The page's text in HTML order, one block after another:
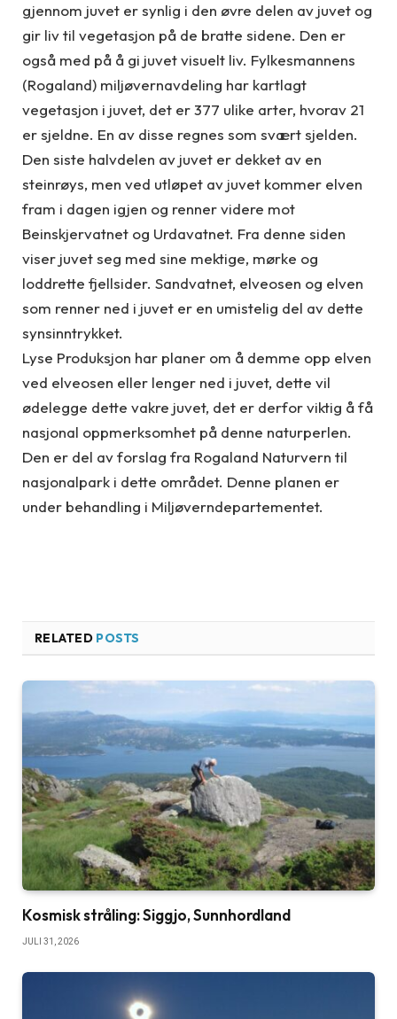
gjennom juvet er synlig i den øvre delen av juvet og
gir liv til vegetasjon på de bratte sidene. Den er
også med på å gi juvet visuelt liv. Fylkesmannens
(Rogaland) miljøvernavdeling har kartlagt
vegetasjon i juvet, det er 377 ulike arter, hvorav 21
er sjeldne. En av disse regnes som svært sjelden.
Den siste halvdelen av juvet er dekket av en
steinrøys, men ved utløpet av juvet kommer elven
fram i dagen igjen og renner videre mot
Beinskjervatnet og Urdavatnet. Fra denne siden
viser juvet seg med sine mektige, mørke og
loddrette fjellsider. Sandvatnet, elveosen og elven
som renner ned i juvet er en umistelig del av dette
synsinntrykket.
Lyse Produksjon har planer om å demme opp elven
ved elveosen eller lenger ned i juvet, dette vil
ødelegge dette vakre juvet, det er derfor viktig å få
nasjonal oppmerksomhet på denne naturperlen.
Den er del av forslag fra Rogaland Naturvern til
nasjonalpark i dette området. Denne planen er
under behandling i Miljøverndepartementet.
RELATED POSTS
Kosmisk stråling: Siggjo, Sunnhordland
JULI 31, 2026